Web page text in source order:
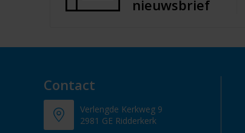
nieuwsbrief
Contact
Verlengde Kerkweg 9
2981 GE Ridderkerk